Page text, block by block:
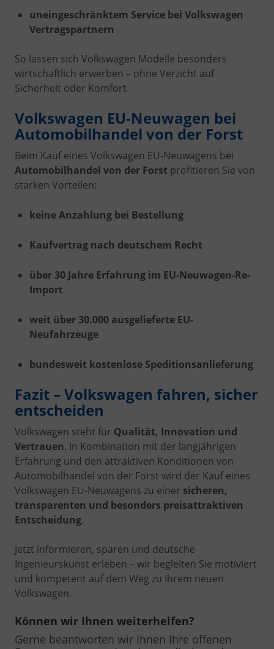
uneingeschränktem Service bei Volkswagen
Vertragspartnern
So lassen sich Volkswagen Modelle besonders
wirtschaftlich erwerben – ohne Verzicht auf
Sicherheit oder Komfort.
Volkswagen EU-Neuwagen bei
Automobilhandel von der Forst
Beim Kauf eines Volkswagen EU-Neuwagens bei
Automobilhandel von der Forst profitieren Sie von
starken Vorteilen:
keine Anzahlung bei Bestellung
Kaufvertrag nach deutschem Recht
über 30 Jahre Erfahrung im EU-Neuwagen-Re-
Import
weit über 30.000 ausgelieferte EU-
Neufahrzeuge
bundesweit kostenlose Speditionsanlieferung
Fazit – Volkswagen fahren, sicher
entscheiden
Volkswagen steht für Qualität, Innovation und
Vertrauen. In Kombination mit der langjährigen
Erfahrung und den attraktiven Konditionen von
Automobilhandel von der Forst wird der Kauf eines
Volkswagen EU-Neuwagens zu einer sicheren,
transparenten und besonders preisattraktiven
Entscheidung.
Jetzt informieren, sparen und deutsche
Ingenieurskunst erleben – wir begleiten Sie motiviert
und kompetent auf dem Weg zu Ihrem neuen
Volkswagen.
Können wir Ihnen weiterhelfen?
Gerne beantworten wir Ihnen Ihre offenen